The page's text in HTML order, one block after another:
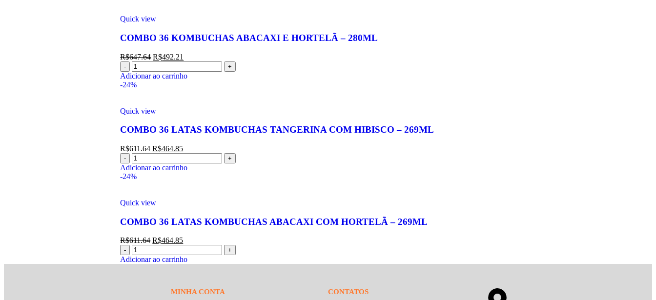
Quick view
COMBO 36 KOMBUCHAS ABACAXI E HORTELÃ – 280ML
R$647.64 R$492.21
Adicionar ao carrinho
-24%
Quick view
COMBO 36 LATAS KOMBUCHAS TANGERINA COM HIBISCO – 269ML
R$611.64 R$464.85
Adicionar ao carrinho
-24%
Quick view
COMBO 36 LATAS KOMBUCHAS ABACAXI COM HORTELÃ – 269ML
R$611.64 R$464.85
Adicionar ao carrinho
MINHA CONTA CONTATOS